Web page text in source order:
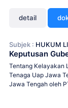
detail
Subjek : HUKUM
Keputusan
Tentang Kelayakan
Tenaga Uap Jawa
Jawa Tengah oleh